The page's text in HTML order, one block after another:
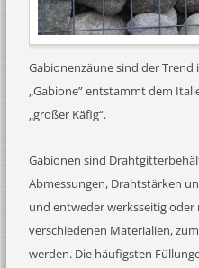
Gabionenzäune sind der Trend
„Gabione” entstammt dem
„großer Käfig“.
Gabionen sind
Abmessungen, Drahtstärken
und entweder werksseitig
verschiedenen Materialien,
werden. Die häufigsten